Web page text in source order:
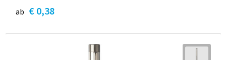
ab € 0,38